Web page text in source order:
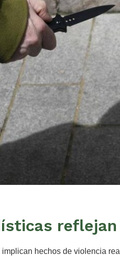
implican hechos de violencia